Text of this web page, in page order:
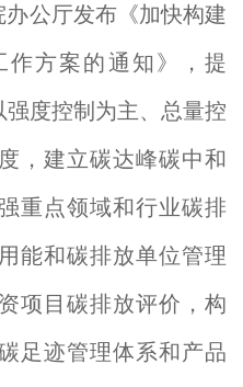
办公厅发布《加快构建
作方案的通知》，提
强度控制为主、总量控
，建立碳达峰碳中和
重点领域和行业碳排
能和碳排放单位管理
项目碳排放评价，构
足迹管理体系和产品